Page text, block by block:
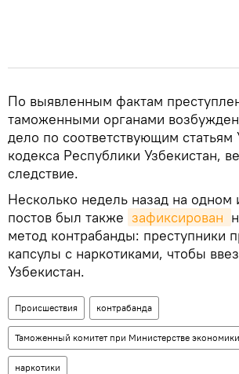
По выявленным фактам
таможенными органами
дело по соответствующим статьям
кодекса Республики Узбекистан,
следствие.
Несколько недель назад на
постов был также зафиксирован
метод контрабанды: преступники
капсулы с наркотиками, чтобы
Узбекистан.
Происшествия контрабанда
наркотики